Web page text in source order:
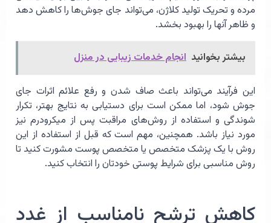
مرده و تحریک تولید کلاژن، می‌تواند جای جوش‌ها را کاهش دهد
و ظاهر آنها را بهبود بخشد.
بیشتر بخوانید انجام خدمات زیبایی در منزل
این فرآیند می‌تواند باعث صاف شدن و رفع علائم اثرات جای
جوش شود، اما ممکن است برای دستیابی به نتایج بهتر، تکرار
شوندگی و استفاده از روش‌های مراقبت پس از میکرودرم نیز
مورد نیاز باشد. همچنین، مهم است که قبل از استفاده از این
روش با یک پزشک متخصص یا متخصص پوست مشورت کنید تا
روش مناسبی برای شرایط پوستی خودتان را انتخاب کنید.
کاهش ترشح نامناسب از غدد